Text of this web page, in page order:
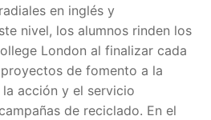
en inglés y
nivel, los alumnos rinden los
London al finalizar cada
de fomento a la
acción y el servicio
de reciclado. En el